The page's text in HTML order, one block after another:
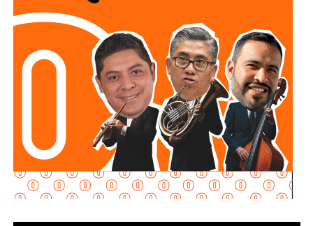
Mencionó además que el Gobierno de México trabaja en la
reducción del Impuesto Especial sobre Producción y
Servicios (IEPS)
“Son acuerdos voluntarios que nos permiten ordenar el
mercado (…) quien comercializa gasolina, diésel, la
canasta PACIC, el jitomate, acuerda este esquema que nos
permite disminuir los precios. Es un esfuerzo muy